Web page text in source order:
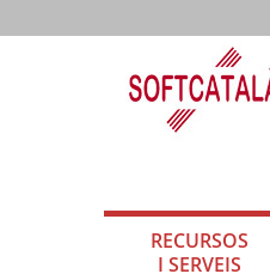
RECURSOS
I SERVEIS